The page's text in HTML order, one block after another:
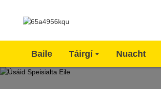
Baile Táirgí Nuacht